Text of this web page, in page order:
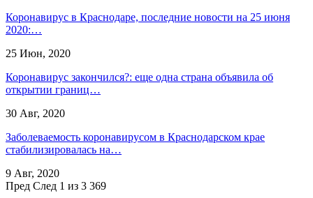
Коронавирус в Краснодаре, последние новости на 25 июня
2020:…
25 Июн, 2020
Коронавирус закончился?: еще одна страна объявила об
открытии границ…
30 Авг, 2020
Заболеваемость коронавирусом в Краснодарском крае
стабилизировалась на…
9 Авг, 2020
Пред След 1 из 3 369